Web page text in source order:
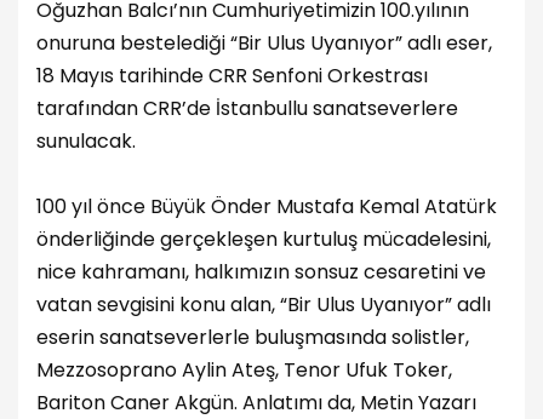
Oğuzhan Balcı’nın Cumhuriyetimizin 100.yılının
onuruna bestelediği “Bir Ulus Uyanıyor” adlı eser,
18 Mayıs tarihinde CRR Senfoni Orkestrası
tarafından CRR’de İstanbullu sanatseverlere
sunulacak.
100 yıl önce Büyük Önder Mustafa Kemal Atatürk
önderliğinde gerçekleşen kurtuluş mücadelesini,
nice kahramanı, halkımızın sonsuz cesaretini ve
vatan sevgisini konu alan, “Bir Ulus Uyanıyor” adlı
eserin sanatseverlerle buluşmasında solistler,
Mezzosoprano Aylin Ateş, Tenor Ufuk Toker,
Bariton Caner Akgün. Anlatımı da, Metin Yazarı